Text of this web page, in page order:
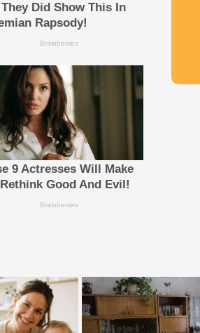
Did Show This In
Rapsody!
Brainberries
9 Actresses Will Make
Good And Evil!
Brainberries